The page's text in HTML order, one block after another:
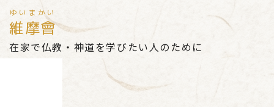
維摩會
ゆいまかい
在家で仏教・神道を学びたい人のために